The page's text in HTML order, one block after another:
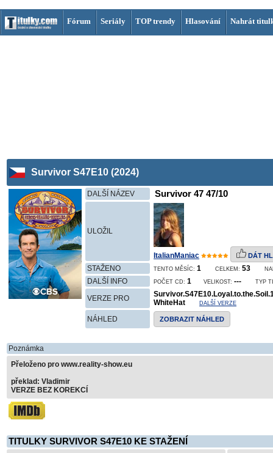
Fórum Seriály TOP trendy Hlasování Nahrát
Survivor S47E10 (2024)
DALŠÍ NÁZEV Survivor 47 47/10
ULOŽIL
ItalianManiac DÁT
STAŽENO TENTO MĚSÍC: 1 CELKEM: 53
DALŠÍ INFO POČET CD: 1 VELIKOST: --- TYP
VERZE PRO
WhiteHat
DALŠÍ VERZE
NÁHLED ZOBRAZIT NÁHLED
Poznámka
Přeloženo pro www.reality-show.eu
překlad: Vladimir
VERZE BEZ KOREKCÍ
TITULKY SURVIVOR S47E10 KE STAŽENÍ